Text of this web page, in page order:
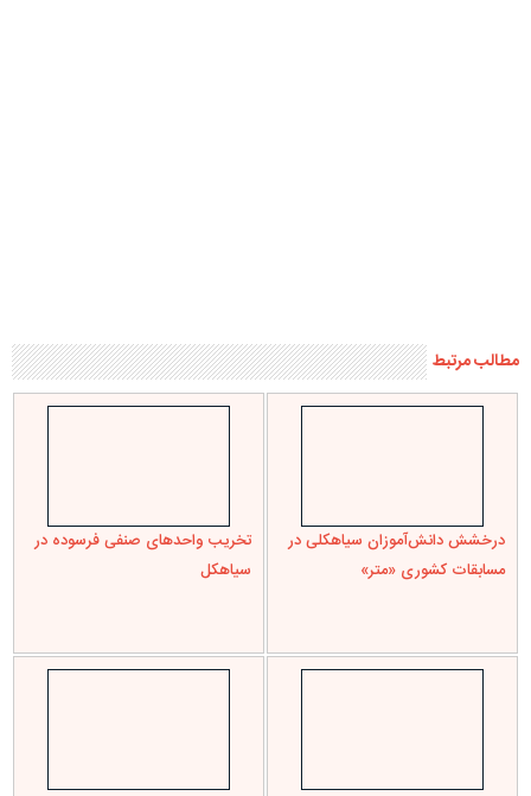
* پیام‌هایی که حاوی تهمت یا افترا باشد منتشر نمی‌شود.
* پیام‌های به غیر از زبان فارسی یا غیرمرتبط منتشر نمی‌شود.